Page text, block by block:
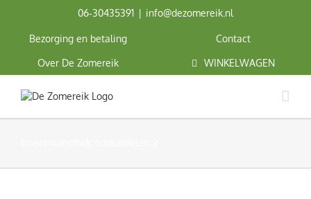
06‑30435391 | info@dezomereik.nl
Bezorging en betaling Contact
Over De Zomereik WINKELWAGEN